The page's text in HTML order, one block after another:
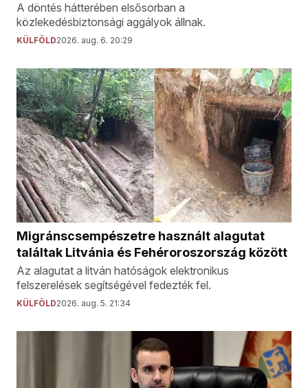
A döntés hátterében elsősorban a
közlekedésbiztonsági aggályok állnak.
KÜLFÖLD2026. aug. 6. 20:29
Migránscsempészetre használt alagutat
találtak Litvánia és Fehéroroszország között
Az alagutat a litván hatóságok elektronikus
felszerelések segítségével fedezték fel.
KÜLFÖLD2026. aug. 5. 21:34